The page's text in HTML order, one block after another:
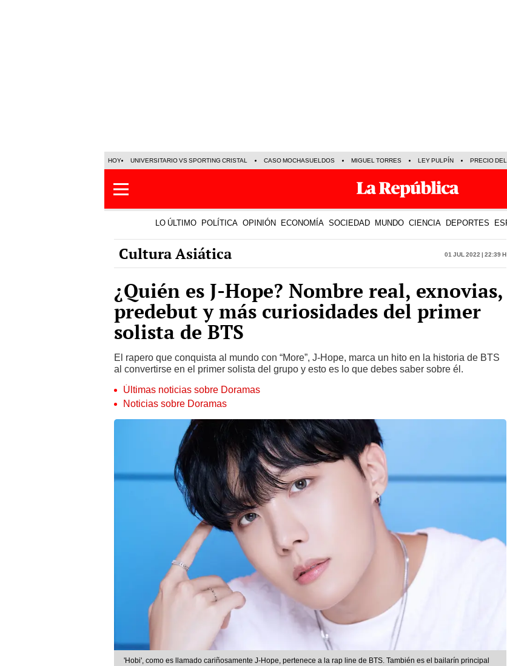
HOY UNIVERSITARIO VS SPORTING CRISTAL CASO MOCHASUELDOS MIGUEL TORRES LEY PULPÍN PRECIO
LO ÚLTIMO POLÍTICA OPINIÓN ECONOMÍA SOCIEDAD MUNDO CIENCIA DEPORTES
Cultura Asiática 01 Jul 2022 | 22:39 h
¿Quién es J-Hope? Nombre real, exnovias,
predebut y más curiosidades del primer
solista de BTS
El rapero que conquista al mundo con “More”, J-Hope, marca un hito en la historia de BTS
al convertirse en el primer solista del grupo y esto es lo que debes saber sobre él.
Últimas noticias sobre Doramas
Noticias sobre Doramas
'Hobi', como es llamado cariñosamente J-Hope, pertenece a la rap line de BTS. También es el bailarín principal